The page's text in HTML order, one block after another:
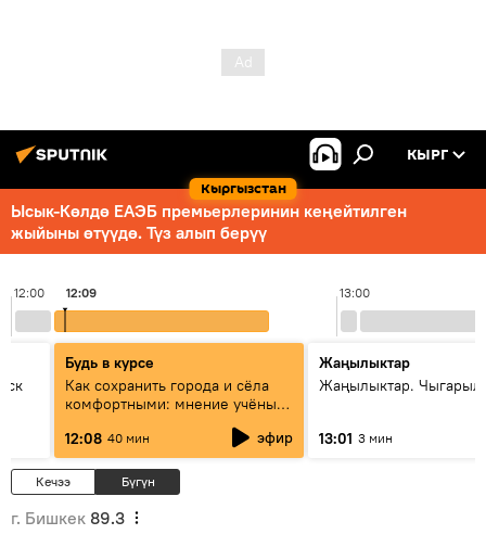
Кыргызстан
КЫРГ
Ысык-Көлдө ЕАЭБ премьерлеринин кеңейтилген
жыйыны өтүүдө. Түз алып берүү
12:00 13:00
12:09
Будь в курсе
Как сохранить города и сёла
комфортными: мнение учёных
12:08 40 мин эфир
Жаңылыктар
Жаңылыктар.
13:01 3 мин
Кечээ Бүгүн
г. Бишкек 89.3